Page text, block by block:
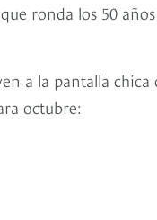
ronda los 50
a la pantalla
octubre: